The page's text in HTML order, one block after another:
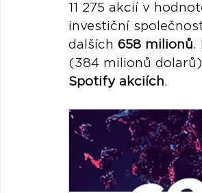
11 275 akcií v
investiční
dalších 658 milionů.
(384 milionů
Spotify akciích.